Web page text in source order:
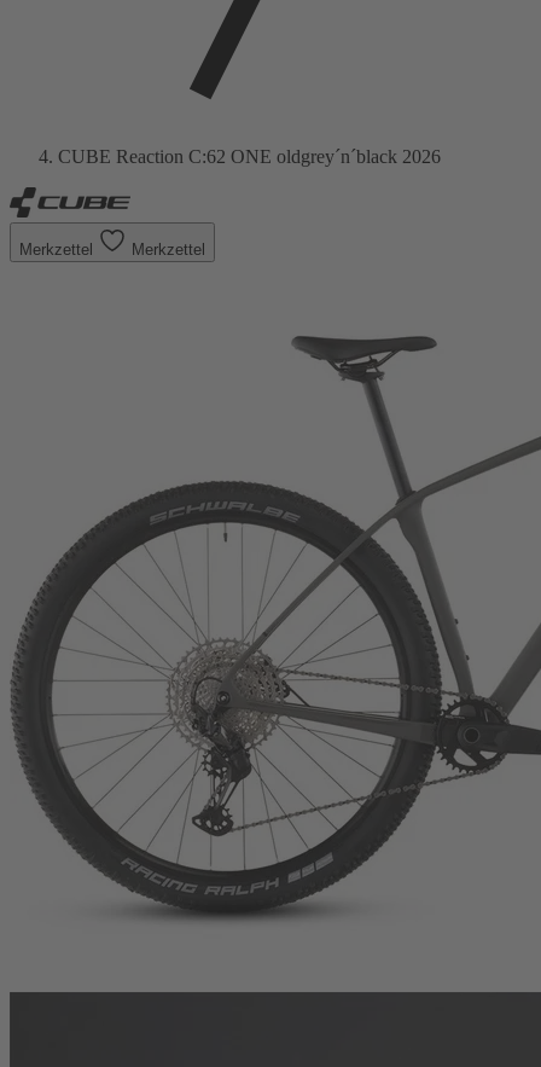
CUBE Reaction C:62 ONE oldgrey´n´black 2026
Merkzettel Merkzettel